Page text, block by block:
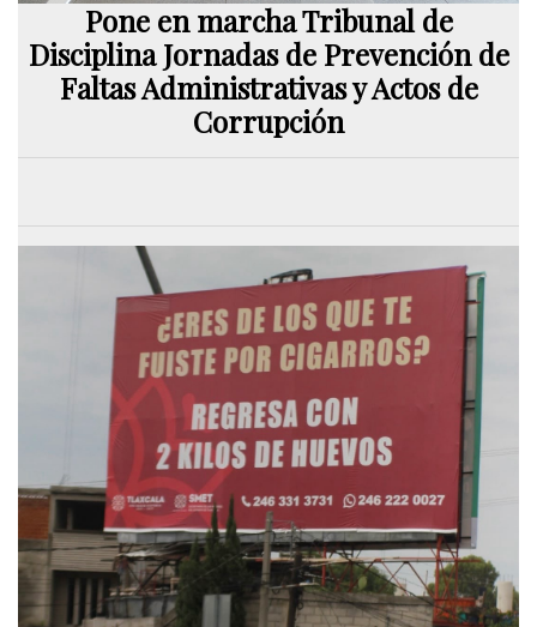
Pone en marcha Tribunal de
Disciplina Jornadas de Prevención de
Faltas Administrativas y Actos de
Corrupción